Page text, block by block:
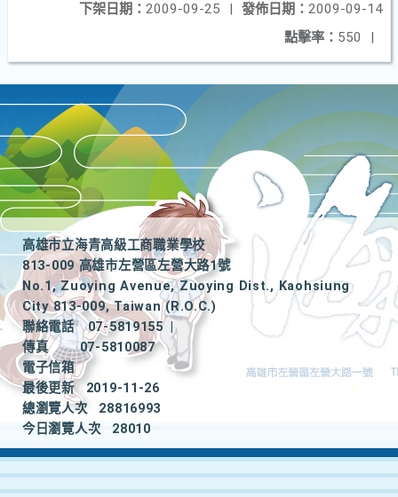
發佈日期： 2009-09-14
下架日期： 2009-09-25
|
點擊率： 550 |
高雄市立海青高級工商職業學校
813-009 高雄市左營區左營大路1號
No.1, Zuoying Avenue, Zuoying Dist., Kaohsiung
City 813-009, Taiwan (R.O.C.)
聯絡電話
07-5819155
|
傳真
07-5810087
電子信箱
最後更新
2019-11-26
總瀏覽人次
28816993
今日瀏覽人次
28010